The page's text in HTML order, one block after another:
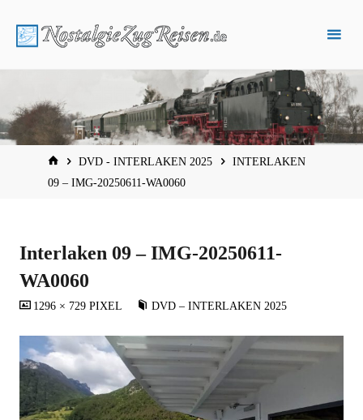
Inhalt
START
DVD - INTERLAKEN 2025
INTERLAKEN
09 – IMG-20250611-WA0060
Interlaken 09 – IMG-20250611-
WA0060
VOLLSTÄNDIGE
1296 × 729PIXEL DVD – INTERLAKEN 2025